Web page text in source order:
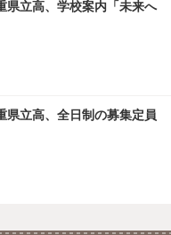
県立高、学校案内「未来へ
県立高、全日制の募集定員